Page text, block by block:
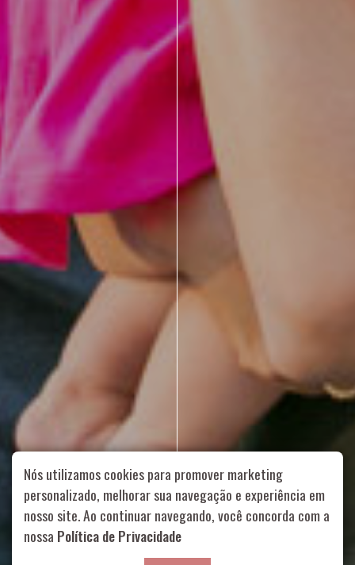
Rua Aurélia, 1714 – Vila Romana, São Paulo – SP | 55 11
99178-5848 | contato@nucleofood.com
Role para continar
Nós utilizamos cookies para promover marketing
personalizado, melhorar sua navegação e experiência em
nosso site. Ao continuar navegando, você concorda com a
nossa Política de Privacidade